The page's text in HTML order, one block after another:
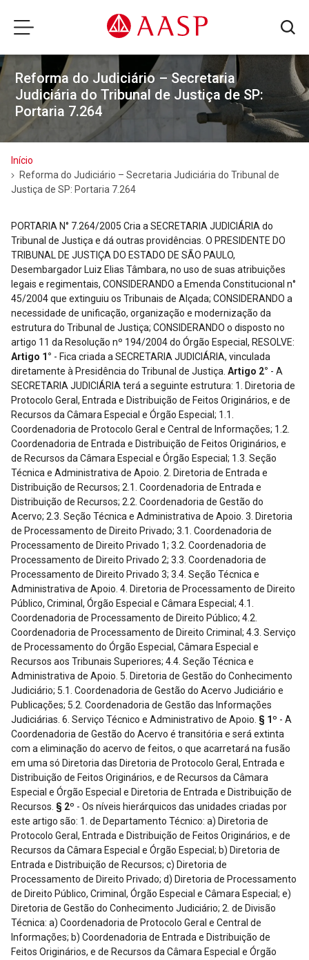
Reforma do Judiciário – Secretaria
Judiciária do Tribunal de Justiça de SP:
Portaria 7.264
Início
Reforma do Judiciário – Secretaria Judiciária do Tribunal de
Justiça de SP: Portaria 7.264
PORTARIA N° 7.264/2005 Cria a SECRETARIA JUDICIÁRIA do
Tribunal de Justiça e dá outras providências. O PRESIDENTE DO
TRIBUNAL DE JUSTIÇA DO ESTADO DE SÃO PAULO,
Desembargador Luiz Elias Tâmbara, no uso de suas atribuições
legais e regimentais, CONSIDERANDO a Emenda Constitucional n°
45/2004 que extinguiu os Tribunais de Alçada; CONSIDERANDO a
necessidade de unificação, organização e modernização da
estrutura do Tribunal de Justiça; CONSIDERANDO o disposto no
artigo 11 da Resolução nº 194/2004 do Órgão Especial, RESOLVE:
Artigo 1° - Fica criada a SECRETARIA JUDICIÁRIA, vinculada
diretamente à Presidência do Tribunal de Justiça. Artigo 2° - A
SECRETARIA JUDICIÁRIA terá a seguinte estrutura: 1. Diretoria de
Protocolo Geral, Entrada e Distribuição de Feitos Originários, e de
Recursos da Câmara Especial e Órgão Especial; 1.1.
Coordenadoria de Protocolo Geral e Central de Informações; 1.2.
Coordenadoria de Entrada e Distribuição de Feitos Originários, e
de Recursos da Câmara Especial e Órgão Especial; 1.3. Seção
Técnica e Administrativa de Apoio. 2. Diretoria de Entrada e
Distribuição de Recursos; 2.1. Coordenadoria de Entrada e
Distribuição de Recursos; 2.2. Coordenadoria de Gestão do
Acervo; 2.3. Seção Técnica e Administrativa de Apoio. 3. Diretoria
de Processamento de Direito Privado; 3.1. Coordenadoria de
Processamento de Direito Privado 1; 3.2. Coordenadoria de
Processamento de Direito Privado 2; 3.3. Coordenadoria de
Processamento de Direito Privado 3; 3.4. Seção Técnica e
Administrativa de Apoio. 4. Diretoria de Processamento de Direito
Público, Criminal, Órgão Especial e Câmara Especial; 4.1.
Coordenadoria de Processamento de Direito Público; 4.2.
Coordenadoria de Processamento de Direito Criminal; 4.3. Serviço
de Processamento do Órgão Especial, Câmara Especial e
Recursos aos Tribunais Superiores; 4.4. Seção Técnica e
Administrativa de Apoio. 5. Diretoria de Gestão do Conhecimento
Judiciário; 5.1. Coordenadoria de Gestão do Acervo Judiciário e
Publicações; 5.2. Coordenadoria de Gestão das Informações
Judiciárias. 6. Serviço Técnico e Administrativo de Apoio. § 1º - A
Coordenadoria de Gestão do Acervo é transitória e será extinta
com a eliminação do acervo de feitos, o que acarretará na fusão
em uma só Diretoria das Diretoria de Protocolo Geral, Entrada e
Distribuição de Feitos Originários, e de Recursos da Câmara
Especial e Órgão Especial e Diretoria de Entrada e Distribuição de
Recursos. § 2º - Os níveis hierárquicos das unidades criadas por
este artigo são: 1. de Departamento Técnico: a) Diretoria de
Protocolo Geral, Entrada e Distribuição de Feitos Originários, e de
Recursos da Câmara Especial e Órgão Especial; b) Diretoria de
Entrada e Distribuição de Recursos; c) Diretoria de
Processamento de Direito Privado; d) Diretoria de Processamento
de Direito Público, Criminal, Órgão Especial e Câmara Especial; e)
Diretoria de Gestão do Conhecimento Judiciário; 2. de Divisão
Técnica: a) Coordenadoria de Protocolo Geral e Central de
Informações; b) Coordenadoria de Entrada e Distribuição de
Feitos Originários, e de Recursos da Câmara Especial e Órgão